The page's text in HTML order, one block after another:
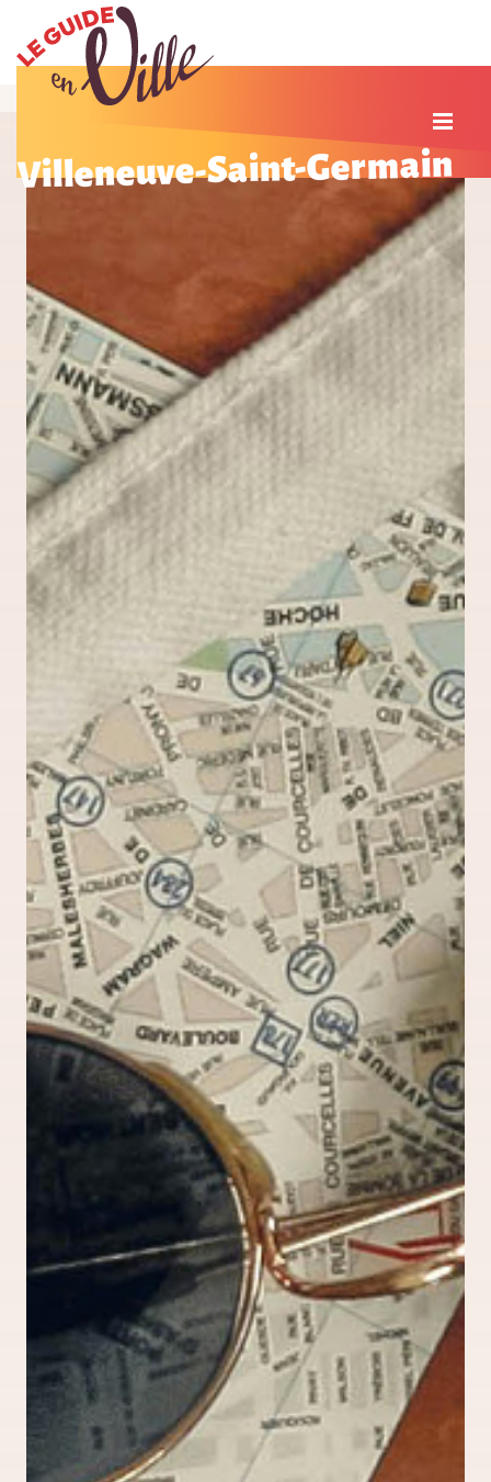
Villeneuve-Saint-Germain